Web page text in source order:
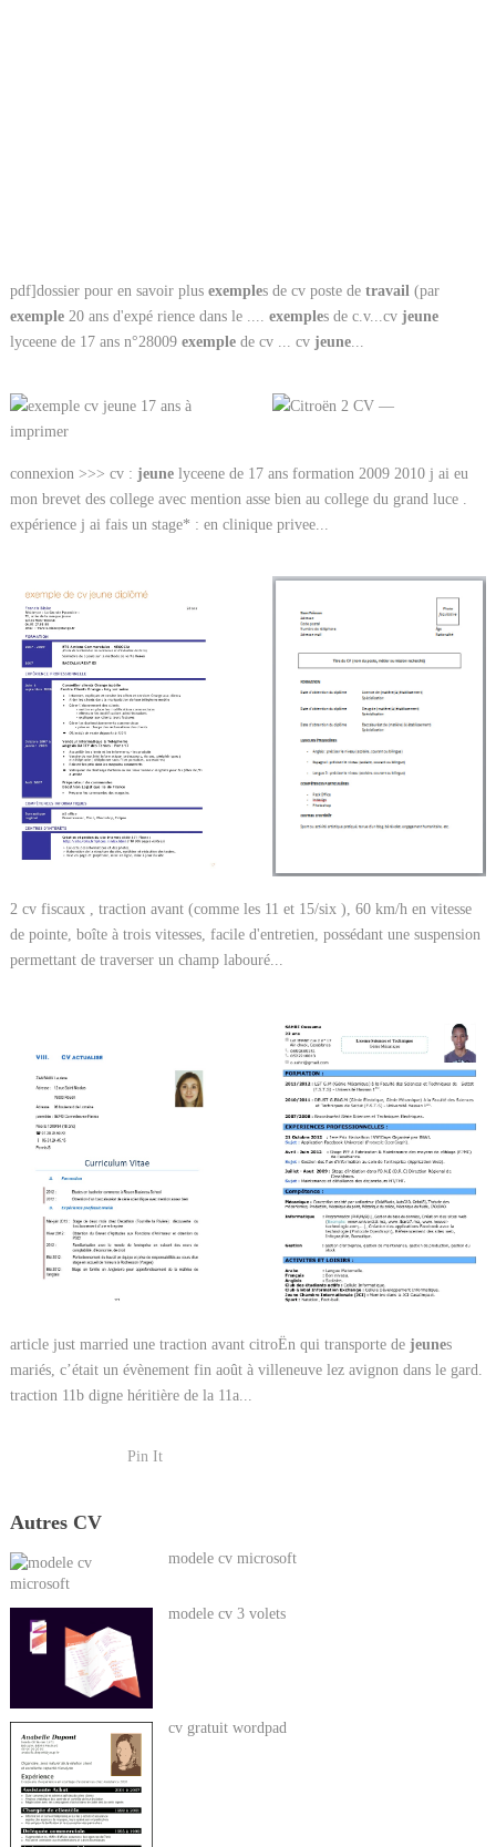
pdf]dossier pour en savoir plus exemples de cv poste de travail (par
exemple20 ans d'expé rience dans le .... exemples de c.v...cv jeune
lyceene de 17 ans n°28009 exemplede cv ... cv jeune...
connexion >>> cv : jeunelyceene de 17 ans formation 2009 2010 j ai eu
mon brevet des college avec mention asse bien au college du grand luce .
expérience j ai fais un stage* : en clinique privee...
2 cv fiscaux , traction avant (comme les 11 et 15/six ), 60 km/h en vitesse
de pointe, boîte à trois vitesses, facile d'entretien, possédant une suspension
permettant de traverser un champ labouré...
article just married une traction avant citroËn qui transporte de jeunes
mariés, c’était un évènement fin août à villeneuve lez avignon dans le gard.
traction 11b digne héritière de la 11a...
Pin It
Autres CV
modele cv microsoft
modele cv 3 volets
cv gratuit wordpad